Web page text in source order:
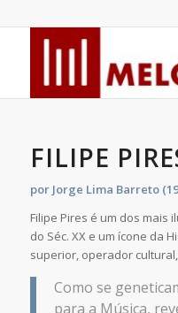
FILIPE
por Jorge Lima Barreto
Filipe Pires é um dos mais
do Séc. XX e um ícone da
superior, operador
Como se
para a Música,